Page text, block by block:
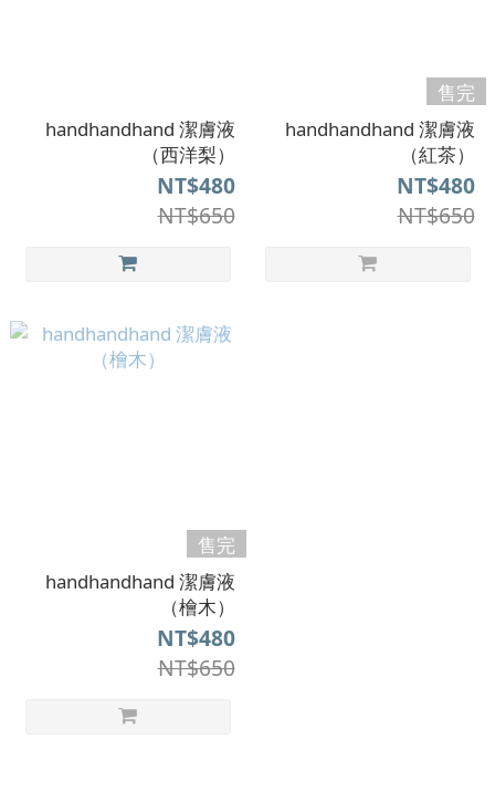
handhandhand 潔膚液
（西洋梨）
NT$480
NT$650
售完
handhandhand 潔膚液
（紅茶）
NT$480
NT$650
售完
handhandhand 潔膚液
（檜木）
NT$480
NT$650